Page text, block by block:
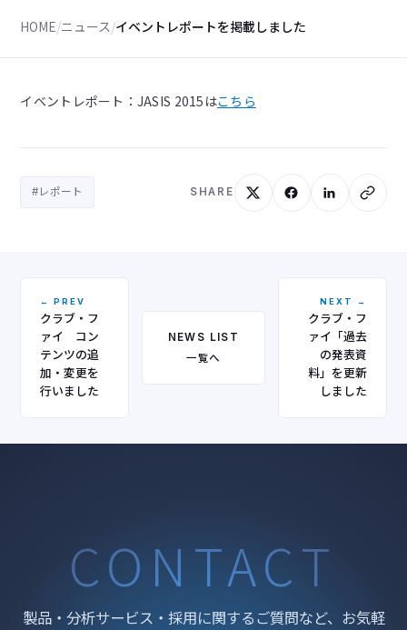
HOME/ニュース/イベントレポートを掲載しました
イベントレポート：JASIS 2015はこちら
#レポート SHARE
← PREV
クラブ・フ
ァイ コン
テンツの追
加・変更を
行いました
NEWS LIST
一覧へ
NEXT →
クラブ・フ
ァイ「過去
の発表資
料」を更新
しました
CONTACT
製品・分析サービス・採用に関するご質問など、お気軽